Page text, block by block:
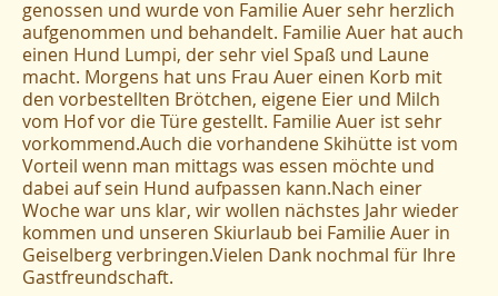
genossen und wurde von Familie Auer sehr herzlich
aufgenommen und behandelt. Familie Auer hat auch
einen Hund Lumpi, der sehr viel Spaß und Laune
macht. Morgens hat uns Frau Auer einen Korb mit
den vorbestellten Brötchen, eigene Eier und Milch
vom Hof vor die Türe gestellt. Familie Auer ist sehr
vorkommend.Auch die vorhandene Skihütte ist vom
Vorteil wenn man mittags was essen möchte und
dabei auf sein Hund aufpassen kann.Nach einer
Woche war uns klar, wir wollen nächstes Jahr wieder
kommen und unseren Skiurlaub bei Familie Auer in
Geiselberg verbringen.Vielen Dank nochmal für Ihre
Gastfreundschaft.